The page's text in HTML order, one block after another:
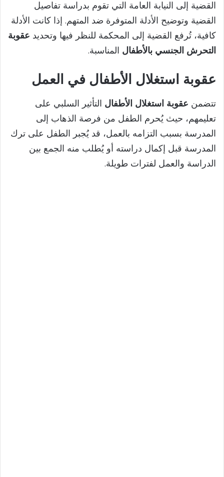
o
القضية إلى النيابة العامة التي تقوم بدراسة تفاصيل
القضية وتوضيح الأدلة المتوفرة ضد المتهم. إذا كانت الأدلة
كافية، تُرفع القضية إلى المحكمة للنظر فيها وتحديد عقوبة
التحرش الجنسي بالأطفال المناسبة.
عقوبة استغلال الأطفال في العمل
تتضمن عقوبة استغلال الأطفال التأثير السلبي على
تعليمهم، حيث يُحرم الطفل من فرصة الذهاب إلى
المدرسة بسبب التزامه بالعمل، قد يُجبر الطفل على ترك
المدرسة قبل إكمال دراسته أو يُطلب منه الجمع بين
الدراسة والعمل لفترات طويلة.